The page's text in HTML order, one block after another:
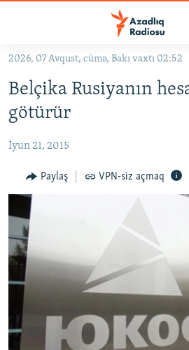
Əsas
qayıt
Əsas
naviqasiyaya
qayıt
#İZAHLA
KORRUPSIOMETR
#ƏSLINDƏ
FƏRQƏ BAX
QANUNI DOĞRU
ARAŞDIRMA
MULTIMEDIA
VIDEO
İNFOQRAFIKA
RADIO ARXIV
AZƏRBAYCAN ƏDƏBIYYATI KITABXANASI
HAQQIMIZDA
MISSIYAMIZ
BIZI IZLƏ
2026, 07 Avqust, cümə, Bakı vaxtı 02:52
Belçika Rusiyanın
götürür
İyun 21, 2015
Paylaş VPN-siz açmaq